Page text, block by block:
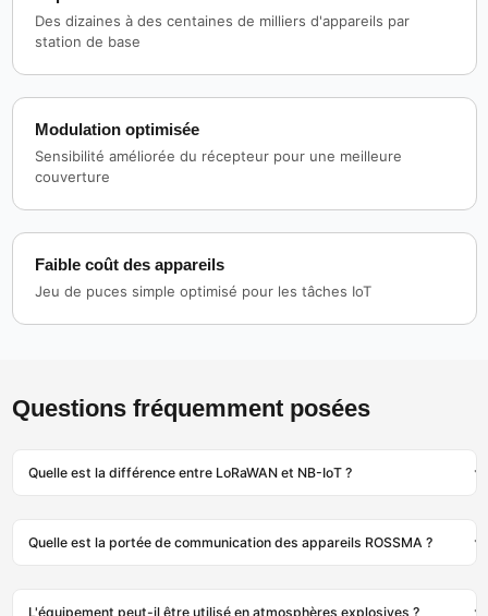
Des dizaines à des centaines de milliers d'appareils par
station de base
Modulation optimisée
Sensibilité améliorée du récepteur pour une meilleure
couverture
Faible coût des appareils
Jeu de puces simple optimisé pour les tâches IoT
Questions fréquemment posées
Quelle est la différence entre LoRaWAN et NB-IoT ?
Quelle est la portée de communication des appareils ROSSMA ?
L'équipement peut-il être utilisé en atmosphères explosives ?